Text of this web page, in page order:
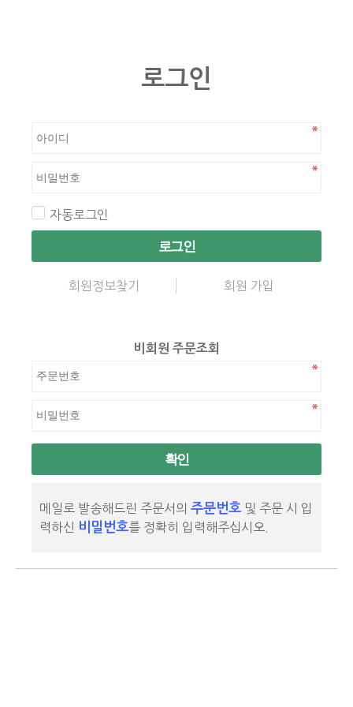
로그인
자동로그인
로그인
회원정보찾기 회원 가입
비회원 주문조회
확인
메일로 발송해드린 주문서의 주문번호 및 주문 시 입
력하신 비밀번호를 정확히 입력해주십시오.